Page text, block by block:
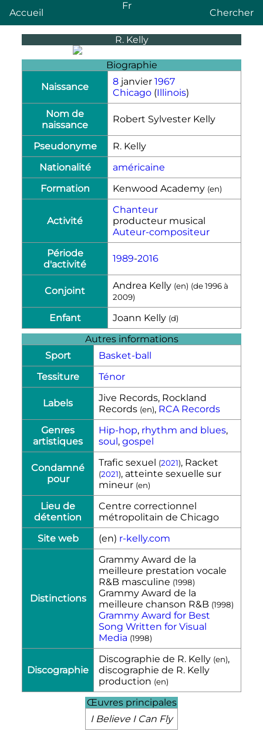
Accueil
Fr
Chercher
R. Kelly
Biographie
Naissance
8 janvier 1967
Chicago (Illinois)
Nom de
naissance
Robert Sylvester Kelly
Pseudonyme
R. Kelly
Nationalité
américaine
Formation
Kenwood Academy (en)
Activité
Chanteur
producteur musical
Auteur-compositeur
Période
d'activité
1989-2016
Conjoint Andrea Kelly (en) (de1996à
2009)
Enfant Joann Kelly (d)
Autres informations
Sport
Basket-ball
Tessiture
Ténor
Labels
Jive Records, Rockland
Records (en), RCA Records
Genres
artistiques
Hip-hop, rhythm and blues,
soul, gospel
Condamné
pour
Trafic sexuel (2021), Racket
(2021), atteinte sexuelle sur
mineur (en)
Lieu de
détention
Centre correctionnel
métropolitain de Chicago
Site web
(en) r-kelly.com
Distinctions
Grammy Award de la
meilleure prestation vocale
R&B masculine (1998)
Grammy Award de la
meilleure chanson R&B (1998)
Grammy Award for Best
Song Written for Visual
Media (1998)
Discographie
Discographie de R. Kelly (en),
discographie de R. Kelly
production (en)
Œuvres principales
I Believe I Can Fly